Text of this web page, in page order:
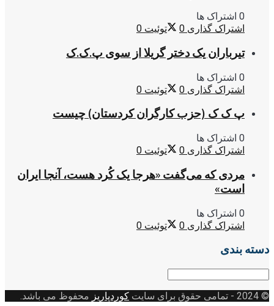
0 اشتراک ها
اشتراک گذاری 0 توئیت 0
تیرباران یک دختر گریلا از سوی پ.ک.ک
0 اشتراک ها
اشتراک گذاری 0 توئیت 0
پ ک ک (حزب کارگران کردستان) چیست
0 اشتراک ها
اشتراک گذاری 0 توئیت 0
مردی که می‌گفت «هرجا یک کُرد هست، آنجا ایران
است»
0 اشتراک ها
اشتراک گذاری 0 توئیت 0
دسته بندی
© 2024 - تمامی حقوق برای سایت کوردپاریز محفوظ می باشد.